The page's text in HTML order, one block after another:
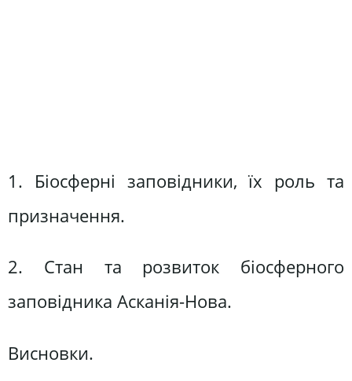
1. Біосферні заповідники, їх роль та
призначення.
2. Стан та розвиток біосферного
заповідника Асканія-Нова.
Висновки.